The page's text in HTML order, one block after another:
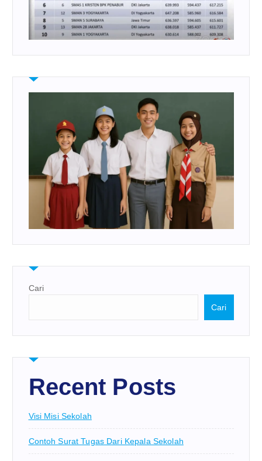
Cari
Cari
Recent Posts
Visi Misi Sekolah
Contoh Surat Tugas Dari Kepala Sekolah